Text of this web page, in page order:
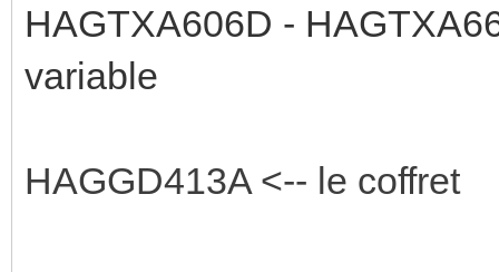
HAGTXA606D -
variable
HAGGD413A <-- le coffret